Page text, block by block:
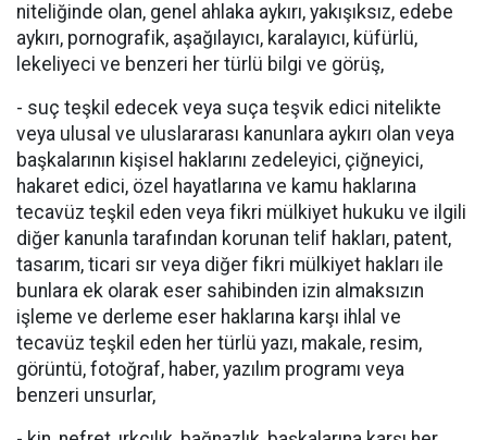
niteliğinde olan, genel ahlaka aykırı, yakışıksız, edebe
aykırı, pornografik, aşağılayıcı, karalayıcı, küfürlü,
lekeliyeci ve benzeri her türlü bilgi ve görüş,
- suç teşkil edecek veya suça teşvik edici nitelikte
veya ulusal ve uluslararası kanunlara aykırı olan veya
başkalarının kişisel haklarını zedeleyici, çiğneyici,
hakaret edici, özel hayatlarına ve kamu haklarına
tecavüz teşkil eden veya fikri mülkiyet hukuku ve ilgili
diğer kanunla tarafından korunan telif hakları, patent,
tasarım, ticari sır veya diğer fikri mülkiyet hakları ile
bunlara ek olarak eser sahibinden izin almaksızın
işleme ve derleme eser haklarına karşı ihlal ve
tecavüz teşkil eden her türlü yazı, makale, resim,
görüntü, fotoğraf, haber, yazılım programı veya
benzeri unsurlar,